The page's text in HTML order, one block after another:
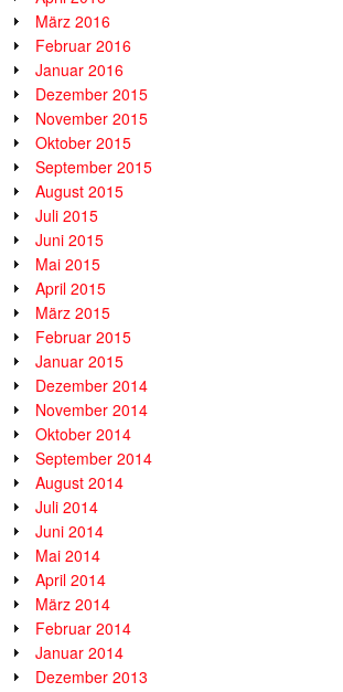
März 2016
Februar 2016
Januar 2016
Dezember 2015
November 2015
Oktober 2015
September 2015
August 2015
Juli 2015
Juni 2015
Mai 2015
April 2015
März 2015
Februar 2015
Januar 2015
Dezember 2014
November 2014
Oktober 2014
September 2014
August 2014
Juli 2014
Juni 2014
Mai 2014
April 2014
März 2014
Februar 2014
Januar 2014
Dezember 2013